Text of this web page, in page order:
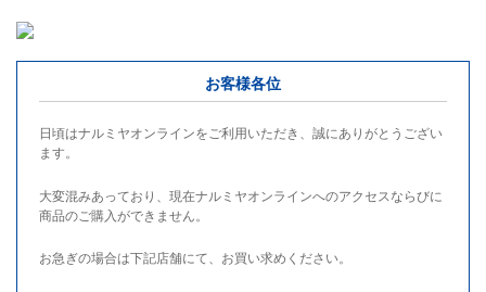
お客様各位
日頃はナルミヤオンラインをご利用いただき、誠にありがとうござい
ます。
大変混みあっており、現在ナルミヤオンラインへのアクセスならびに
商品のご購入ができません。
お急ぎの場合は下記店舗にて、お買い求めください。